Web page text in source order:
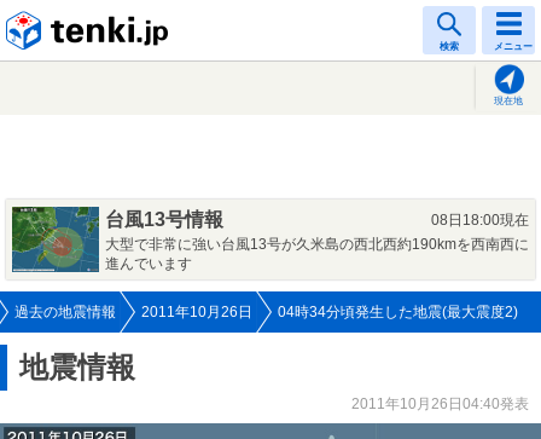
検索 メニュー
現在地
台風13号情報
08日18:00現在
大型で非常に強い台風13号が久米島の西北西約190kmを西南西に
進んでいます
過去の地震情報 2011年10月26日 04時34分頃発生した地震(最大震度2)
地震情報
2011年10月26日04:40発表